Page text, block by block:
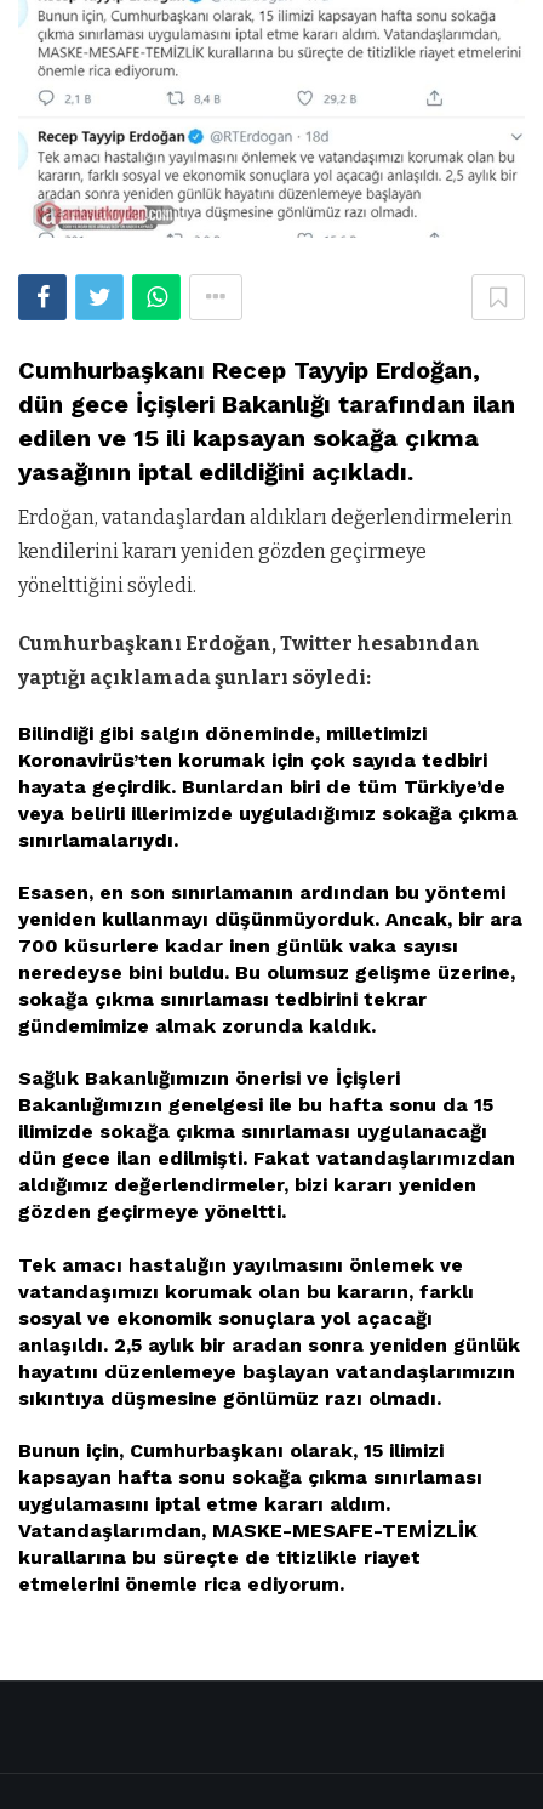
Cumhurbaşkanı Recep Tayyip Erdoğan,
dün gece İçişleri Bakanlığı tarafından ilan
edilen ve 15 ili kapsayan sokağa çıkma
yasağının iptal edildiğini açıkladı.
Erdoğan, vatandaşlardan aldıkları değerlendirmelerin
kendilerini kararı yeniden gözden geçirmeye
yönelttiğini söyledi.
Cumhurbaşkanı Erdoğan, Twitter hesabından
yaptığı açıklamada şunları söyledi:
Bilindiği gibi salgın döneminde, milletimizi
Koronavirüs’ten korumak için çok sayıda tedbiri
hayata geçirdik. Bunlardan biri de tüm Türkiye’de
veya belirli illerimizde uyguladığımız sokağa çıkma
sınırlamalarıydı.
Esasen, en son sınırlamanın ardından bu yöntemi
yeniden kullanmayı düşünmüyorduk. Ancak, bir ara
700 küsurlere kadar inen günlük vaka sayısı
neredeyse bini buldu. Bu olumsuz gelişme üzerine,
sokağa çıkma sınırlaması tedbirini tekrar
gündemimize almak zorunda kaldık.
Sağlık Bakanlığımızın önerisi ve İçişleri
Bakanlığımızın genelgesi ile bu hafta sonu da 15
ilimizde sokağa çıkma sınırlaması uygulanacağı
dün gece ilan edilmişti. Fakat vatandaşlarımızdan
aldığımız değerlendirmeler, bizi kararı yeniden
gözden geçirmeye yöneltti.
Tek amacı hastalığın yayılmasını önlemek ve
vatandaşımızı korumak olan bu kararın, farklı
sosyal ve ekonomik sonuçlara yol açacağı
anlaşıldı. 2,5 aylık bir aradan sonra yeniden günlük
hayatını düzenlemeye başlayan vatandaşlarımızın
sıkıntıya düşmesine gönlümüz razı olmadı.
Bunun için, Cumhurbaşkanı olarak, 15 ilimizi
kapsayan hafta sonu sokağa çıkma sınırlaması
uygulamasını iptal etme kararı aldım.
Vatandaşlarımdan, MASKE-MESAFE-TEMİZLİK
kurallarına bu süreçte de titizlikle riayet
etmelerini önemle rica ediyorum.